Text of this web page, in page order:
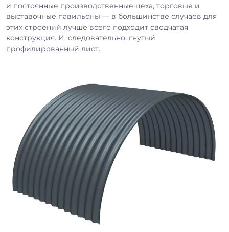
и постоянные производственные цеха, торговые и
выставочные павильоны — в большинстве случаев для
этих строений лучше всего подходит сводчатая
конструкция. И, следовательно, гнутый
профилированный лист.